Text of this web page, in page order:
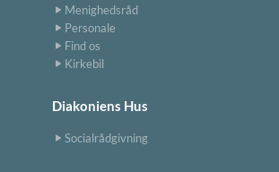
Menighedsråd
Personale
Find os
Kirkebil
Diakoniens Hus
Socialrådgivning